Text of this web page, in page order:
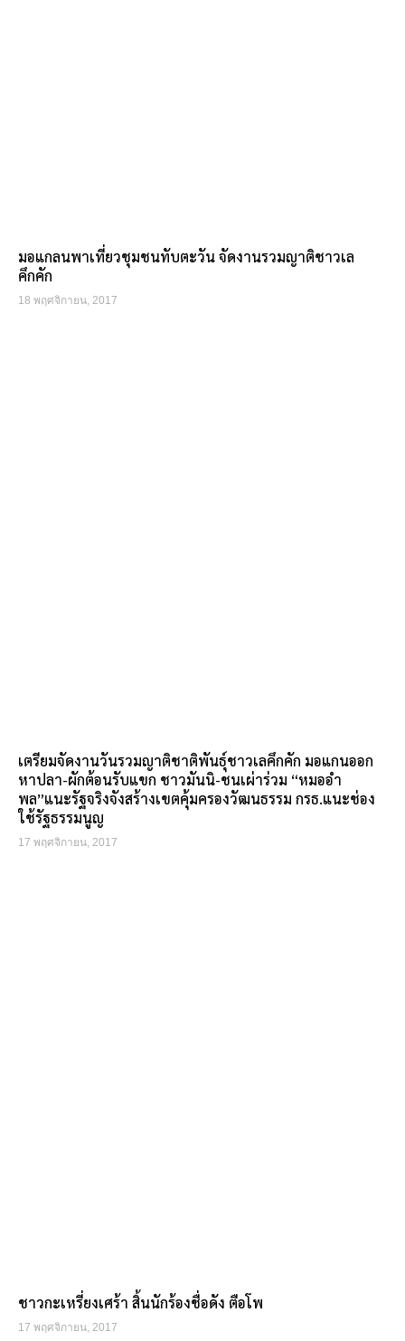
มอแกลนพาเที่ยวชุมชนทับตะวัน จัดงานรวมญาติชาวเล
คึกคัก
18 พฤศจิกายน, 2017
เตรียมจัดงานวันรวมญาติชาติพันธุ์ชาวเลคึกคัก มอแกนออก
หาปลา-ผักต้อนรับแขก ชาวมันนิ-ชนเผ่าร่วม “หมออำ
พล”แนะรัฐจริงจังสร้างเขตคุ้มครองวัฒนธรรม กรธ.แนะช่อง
ใช้รัฐธรรมนูญ
17 พฤศจิกายน, 2017
ชาวกะเหรี่ยงเศร้า สิ้นนักร้องชื่อดัง ตือโพ
17 พฤศจิกายน, 2017